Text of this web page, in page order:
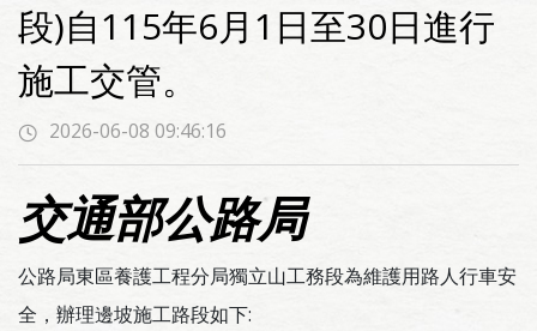
段)自115年6月1日至30日進行
施工交管。
2026-06-08 09:46:16
交通部公路局
公路局東區養護工程分局獨立山工務段為維護用路人行車安
全，辦理邊坡施工路段如下: